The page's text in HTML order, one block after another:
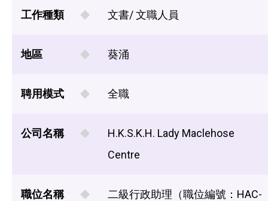
工作種類 文書/ 文職人員
地區 葵涌
聘用模式 全職
公司名稱
H.K.S.K.H. Lady Maclehose
Centre
職位名稱
二級行政助理（職位編號：HAC-